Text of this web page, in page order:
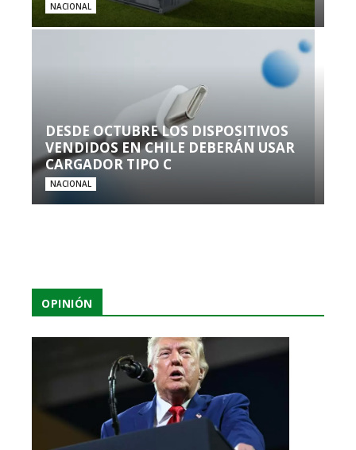
NACIONAL
DESDE OCTUBRE LOS DISPOSITIVOS
VENDIDOS EN CHILE DEBERÁN USAR
CARGADOR TIPO C
NACIONAL
OPINIÓN